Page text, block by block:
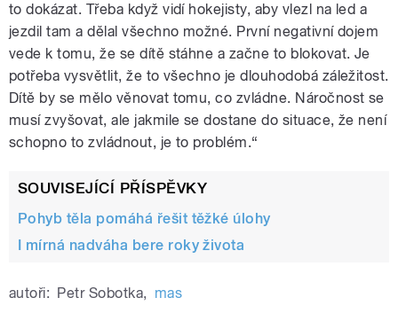
to dokázat. Třeba když vidí hokejisty, aby vlezl na led a
jezdil tam a dělal všechno možné. První negativní dojem
vede k tomu, že se dítě stáhne a začne to blokovat. Je
potřeba vysvětlit, že to všechno je dlouhodobá záležitost.
Dítě by se mělo věnovat tomu, co zvládne. Náročnost se
musí zvyšovat, ale jakmile se dostane do situace, že není
schopno to zvládnout, je to problém.“
SOUVISEJÍCÍ PŘÍSPĚVKY
Pohyb těla pomáhá řešit těžké úlohy
I mírná nadváha bere roky života
autoři: Petr Sobotka, mas